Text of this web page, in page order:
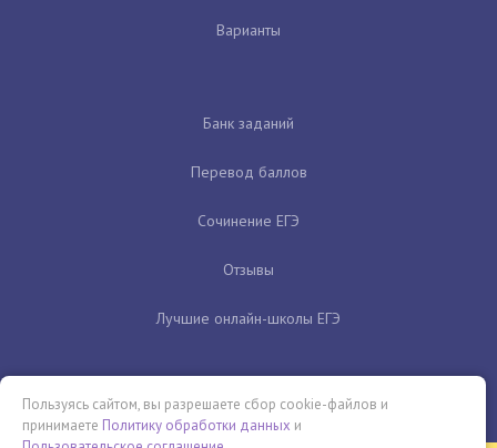
Варианты
Банк заданий
Перевод баллов
Сочинение ЕГЭ
Отзывы
Лучшие онлайн-школы ЕГЭ
Пользуясь сайтом, вы разрешаете сбор cookie-файлов и
принимаете Политику обработки данных и